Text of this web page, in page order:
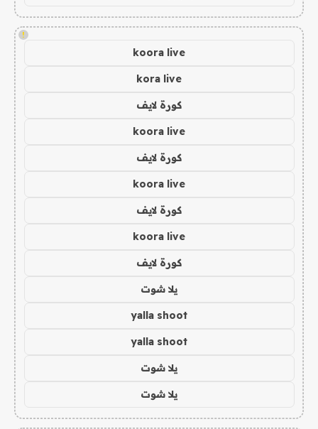
!
koora live
kora live
كورة لايف
koora live
كورة لايف
koora live
كورة لايف
koora live
كورة لايف
يلا شوت
yalla shoot
yalla shoot
يلا شوت
يلا شوت